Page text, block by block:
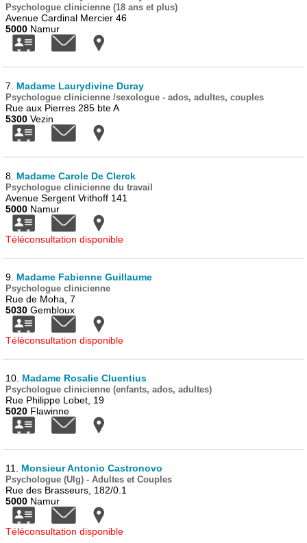
Psychologue clinicienne (18 ans et plus)
Avenue Cardinal Mercier 46
5000 Namur
7. Madame Laurydivine Duray
Psychologue clinicienne /sexologue - ados, adultes, couples
Rue aux Pierres 285 bte A
5300 Vezin
8. Madame Carole De Clerck
Psychologue clinicienne du travail
Avenue Sergent Vrithoff 141
5000 Namur
Téléconsultation disponible
9. Madame Fabienne Guillaume
Psychologue clinicienne
Rue de Moha, 7
5030 Gembloux
Téléconsultation disponible
10. Madame Rosalie Cluentius
Psychologue clinicienne (enfants, ados, adultes)
Rue Philippe Lobet, 19
5020 Flawinne
11. Monsieur Antonio Castronovo
Psychologue (Ulg) - Adultes et Couples
Rue des Brasseurs, 182/0.1
5000 Namur
Téléconsultation disponible